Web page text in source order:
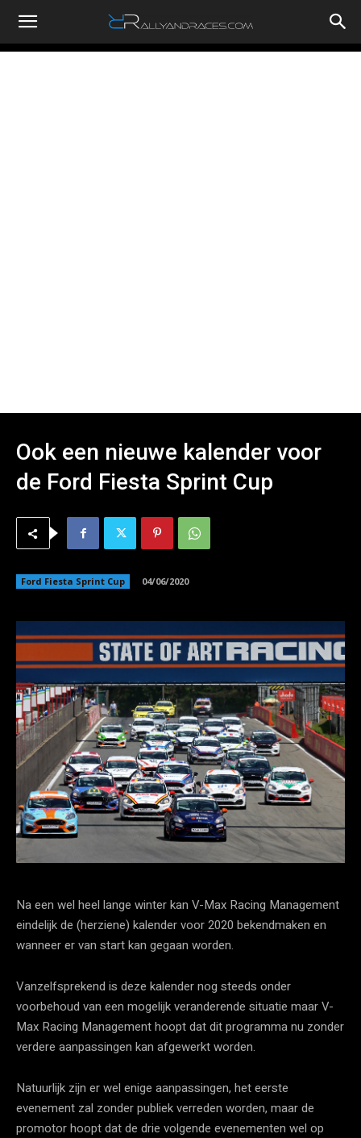
RallyandRaces.com
Ook een nieuwe kalender voor
de Ford Fiesta Sprint Cup
Ford Fiesta Sprint Cup 04/06/2020
Na een wel heel lange winter kan V-Max Racing Management
eindelijk de (herziene) kalender voor 2020 bekendmaken en
wanneer er van start kan gegaan worden.
Vanzelfsprekend is deze kalender nog steeds onder
voorbehoud van een mogelijk veranderende situatie maar V-
Max Racing Management hoopt dat dit programma nu zonder
verdere aanpassingen kan afgewerkt worden.
Natuurlijk zijn er wel enige aanpassingen, het eerste
evenement zal zonder publiek verreden worden, maar de
promotor hoopt dat de drie volgende evenementen wel op